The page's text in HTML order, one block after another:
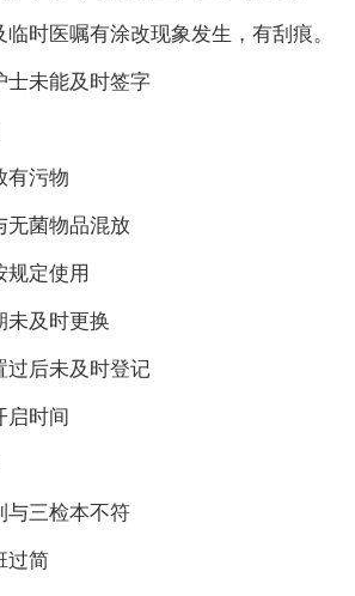
时医嘱有涂改现象发生，有刮痕。
士未能及时签字
有污物
无菌物品混放
规定使用
未及时更换
过后未及时登记
启时间
与三检本不符
过简